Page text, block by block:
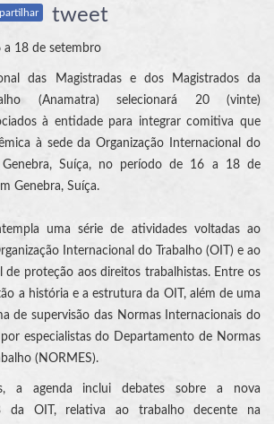
tweet
a 18 de setembro
das Magistradas e dos Magistrados da
(Anamatra) selecionará 20 (vinte)
à entidade para integrar comitiva que
à sede da Organização Internacional do
Genebra, Suíça, no período de 16 a 18 de
Genebra, Suíça.
uma série de atividades voltadas ao
Internacional do Trabalho (OIT) e ao
de proteção aos direitos trabalhistas. Entre os
a história e a estrutura da OIT, além de uma
de supervisão das Normas Internacionais do
por especialistas do Departamento de Normas
(NORMES).
a agenda inclui debates sobre a nova
da OIT, relativa ao trabalho decente na